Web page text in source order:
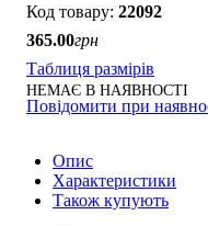
22092
365.00грн
Таблиця размірів
НЕМАЄ В НАЯВНОСТІ
Повідомити при
Опис
Характеристики
Також купують